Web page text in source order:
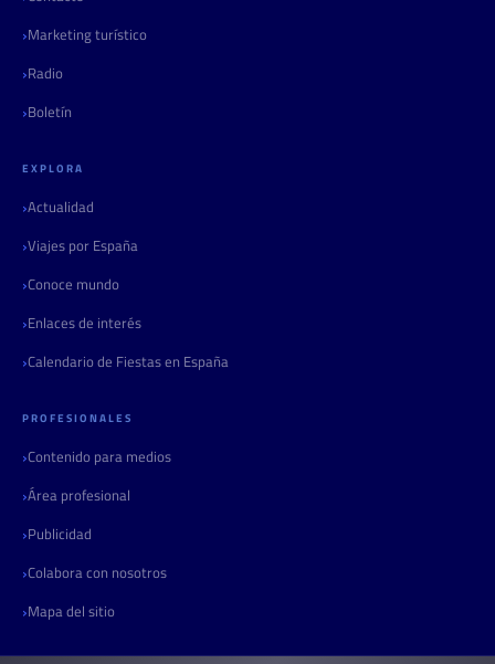
Marketing turístico
Radio
Boletín
EXPLORA
Actualidad
Viajes por España
Conoce mundo
Enlaces de interés
Calendario de Fiestas en España
PROFESIONALES
Contenido para medios
Área profesional
Publicidad
Colabora con nosotros
Mapa del sitio